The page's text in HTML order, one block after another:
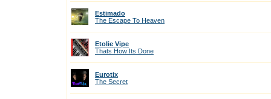
Estimado
The Escape To Heaven
Etolie Vipe
Thats How Its Done
Eurotix
The Secret